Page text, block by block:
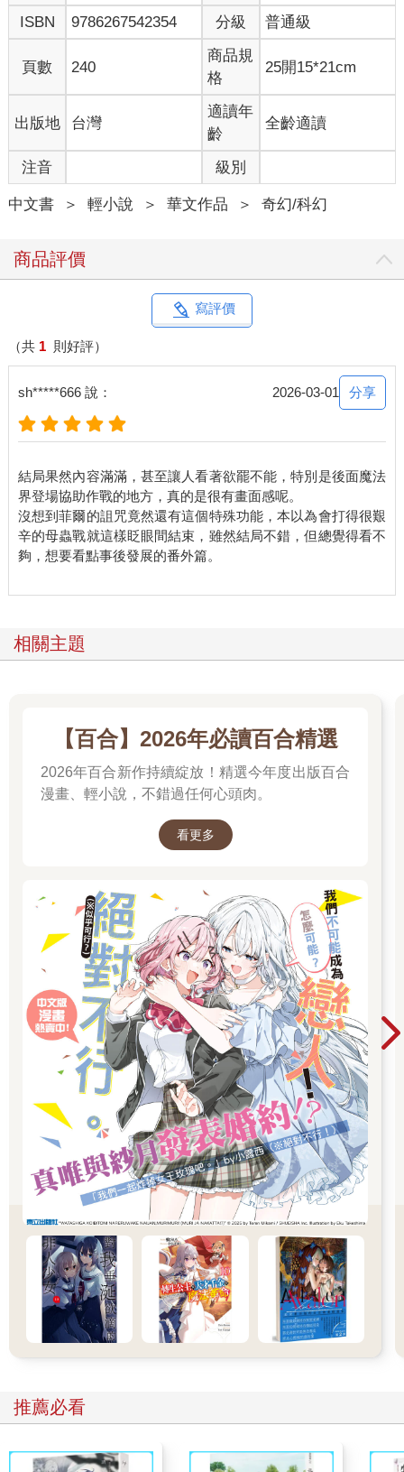
菲爾看著那一行急匆匆趕來、又風風火火離去的人暗自出神，心
裡的疑問不禁再次浮起——作為老宅的管家，伊莉莎白真的不知
道肯恩他們的身分嗎？還是她已經有所猜測，但選擇心照不宣？
不過這些都不是他此刻應該擔心的事，菲爾現在只想知道費里克
斯的去向。以他對費里克斯的了解，對方絕不會輕易離開那個自
到底發生什麼事？
菲爾忍不住詢問之前，蓋倫已率先開口：「肯恩，你真的在三樓
藏了個美人？還被人甩了嗎？」
布里安此刻如坐針氈，既想留下來聽八卦，但良好的教養又讓他
自覺留下來有些沒禮貌。
決定厚著臉皮留下來。
這種程度的瓜，可不是什麼時候都能吃到的！
頓時令想看人家八卦的少年心跳如雷。
不過肯恩並沒有逐客，反而對布里安說：「這事情也許需要魔法
界的幫忙。」
說罷，肯恩伸出了手，眾人這才發現他一直緊握的右手中有一張
小紙條。紙條只是普通的白紙，一邊的邊緣呈不規則狀，似乎是
肯恩把紙條交給布里安，示意他看上面寫著的內容。
不只布里安，所有人都好奇地探頭看過去。
吧！也許你可以尋求魔法界的幫忙，那對他們也有好處。」
肯恩遞出紙條後，詢問菲爾：「你與費里克斯認識？他也知道魔
法界？」
菲爾知道自己與費里克斯認識的事是瞞不住了，他只得將自己得
知三樓的「傳說」後曾利用魔法偷偷探險，卻被費里克斯抓包一
肯恩聞言，哪裡不知道費里克斯是預知了菲爾會來，才故意在三
樓等著他？
什麼樣罷了。因此肯恩沒有太在意，重新把注意力放回費里克斯
畢竟紙條上寫著「戰爭」，這絕對須要肯恩慎重對待的。
在這個和平的時代，能對社會造成威脅的敵人不多。肯恩無法想
像到底是怎樣嚴重的事件，讓費里克斯打破他畫地為牢的誓言。
肯恩回憶著近年發生的多起案子，隨即把注意力放在這一年的
當初服用神藥的學生，除了特雷爾這個幸運兒外，全都變成了恐
的基因！
那就很可怕了，然而當他們想再深挖下去，敵人便果斷中止了相
關研究，並把尾巴掃得非常乾淨……
無論費里克斯留言中的「戰爭」是怎樣出現，為什麼他不直接說
明，而是選擇獨自離開，只留下一個雲山霧罩般的警告呢？
雖然心裡感到疑惑，但肯恩很清楚費里克斯並不是個無的放矢的
人。既然對方特意留言讓自己做好戰鬥準備，那肯恩自然會重視
這個提醒，為可能到來的戰鬥做好準備。
而在他眼前，正好有一個至今不為人知、卻實力超群的團體可以
肯恩向布里安代表的魔法界提出並肩作戰的邀請，並允諾無論紙
條上預言的戰爭最終有沒有出現，特警組都欠魔法界一個人情。
面對肯恩的邀請，布里安欣然接受。
本就打算向世界公開的魔法界，自然不會錯過這個華麗亮相的機
會。異能者之所以能被世界接納，不正是因為在蟲族入侵時，他
們讓世人看到自己的實力與價值嗎？
法師們從不畏懼戰鬥，魔法界沉寂太久了，正好藉著這個機會讓
世界看到他們的力量。
布里安很重視這場將會到來的戰爭，他的腦海中已經列出適合作
戰的魔法家族名單。雖然滿心都是戰鬥的準備工作，但布里安依
然不忘禮數，禮貌地向肯恩等人告辭。
作為親兄長的菲爾，負責送布里安這位客人出門。只是這對兄弟
的關係實在微妙——說感情差吧，他們又都很關心對方的安危；
說感情好吧，單獨相處時卻總有股說不出的彆扭。
個。
為了打破這尷尬的沉默，菲爾努力想著該說什麼話題，結果真的
ISBN
9786267542354 分級 普通級
頁數 240
商品規
格
25開15*21cm
出版地 台灣
適讀年
齡
全齡適讀
注音 級別
中文書 ＞ 輕小說 ＞ 華文作品 ＞ 奇幻/科幻
商品評價
寫評價
（共 1 則好評）
sh*****666 說： 2026-03-01 分享
結局果然內容滿滿，甚至讓人看著欲罷不能，特別是後面魔法
界登場協助作戰的地方，真的是很有畫面感呢。
沒想到菲爾的詛咒竟然還有這個特殊功能，本以為會打得很艱
辛的母蟲戰就這樣眨眼間結束，雖然結局不錯，但總覺得看不
夠，想要看點事後發展的番外篇。
相關主題
【百合】2026年必讀百合精選
2026年百合新作持續綻放！精選今年度出版百合
漫畫、輕小說，不錯過任何心頭肉。
看更多
推薦必看